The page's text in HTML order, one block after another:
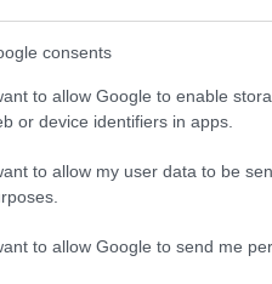
consents
to allow Google to enable
or device identifiers in apps.
to allow my user data to be
to allow Google to send me